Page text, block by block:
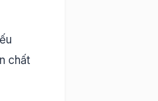
chất